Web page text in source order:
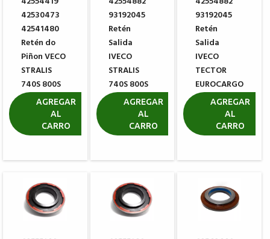
42530473
42541480
Retén do
Piñon VECO
STRALIS
740S 800S
EIXOS
MERITOR
R$ 620,99
AGREGAR
AL
CARRO
93192045
Retén
Salida
IVECO
STRALIS
740S 800S
EIXOS
MERITOR
R$ 351,68
AGREGAR
AL
CARRO
93192045
Retén
Salida
IVECO
TECTOR
EUROCARGO
EIXOS
MERITOR
R$ 351,68
AGREGAR
AL
CARRO